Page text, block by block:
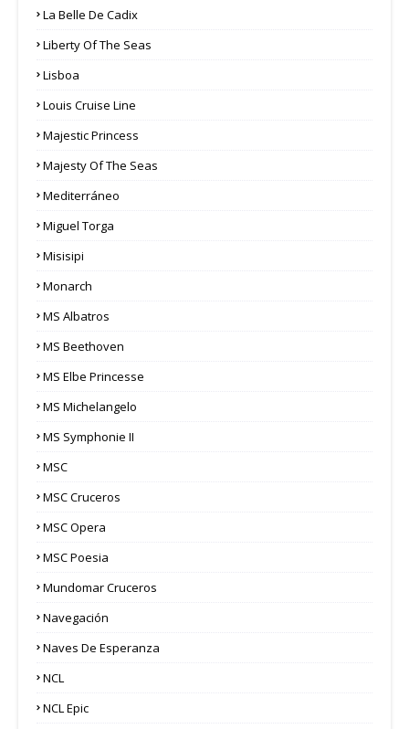
La Belle De Cadix
Liberty Of The Seas
Lisboa
Louis Cruise Line
Majestic Princess
Majesty Of The Seas
Mediterráneo
Miguel Torga
Misisipi
Monarch
MS Albatros
MS Beethoven
MS Elbe Princesse
MS Michelangelo
MS Symphonie II
MSC
MSC Cruceros
MSC Opera
MSC Poesia
Mundomar Cruceros
Navegación
Naves De Esperanza
NCL
NCL Epic